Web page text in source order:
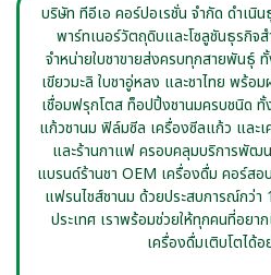
บริษัท ทีอีเอ คอร์ปอเรชั่น จำกัด ดำเนิ
พาร์ทเนอร์วัตถุดิบและโซลูชันธุรกิจ
จำหน่ายใบชาขายส่งครบทุกสายพันธุ์ ทั้
เขียวมะลิ ใบชาอู่หลง และชาไทย พร้อ
เชื่อมฟรุกโตส ท็อปปิ้งชานมครบชนิด ทั้
แก้วชานม ฟิล์มซีล เครื่องซีลแก้ว และเ
และร้านกาแฟ ครอบคลุมบริการพัฒ
แบรนด์ร้านชา OEM เครื่องดื่ม คอร์สอ
แฟรนไชส์ชานม ด้วยประสบการณ์กว่า
ประเทศ เราพร้อมช่วยให้ทุกคนที่อยา
เครื่องดื่มเติบโตได้